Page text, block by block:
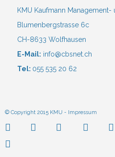
KMU Kaufmann
Blumenbergstrasse 6c
CH-8633 Wolfhausen
E-Mail: info@cbsnet.ch
Tel: 055 535 20 62
© Copyright 2015 KMU - Impressum